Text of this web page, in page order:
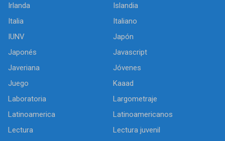
Irlanda
Islandia
Italia
Italiano
IUNV
Japón
Japonés
Javascript
Javeriana
Jóvenes
Juego
Kaaad
Laboratoria
Largometraje
Latinoamerica
Latinoamericanos
Lectura
Lectura juvenil